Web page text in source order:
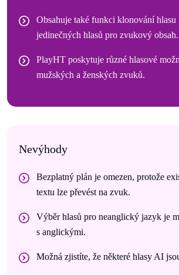
Obsahuje také funkci klonování hlasu
jedinečných hlasů pro zvukový obsah.
PlayHT poskytuje různé hlasové
mužských a ženských zvuků.
Nevýhody
Bezplatný plán je omezen, protože
textu lze převést na zvuk.
Výběr hlasů pro neanglický jazyk je
s anglickými.
Možná zjistíte, že některé hlasy AI